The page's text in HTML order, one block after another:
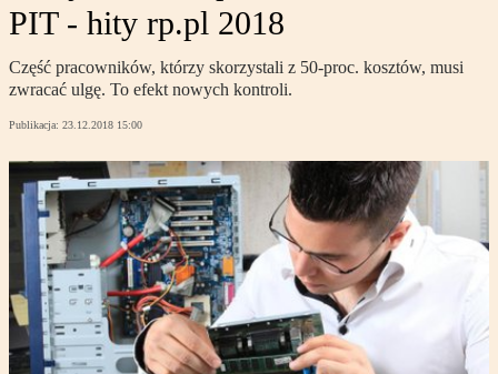
PIT - hity rp.pl 2018
Część pracowników, którzy skorzystali z 50-proc. kosztów, musi
zwracać ulgę. To efekt nowych kontroli.
Publikacja: 23.12.2018 15:00